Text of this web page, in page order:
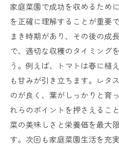
家庭菜園で成功を収めるため
を正確に理解することが重要
まき時期があり、その後の成
で、適切な収穫のタイミング
う。例えば、トマトは春に植
も甘みが引き立ちます。レタ
のが良く、葉がしっかりと育
れらのポイントを押さえるこ
菜の美味しさと栄養価を最大
す。次回も家庭菜園生活を充